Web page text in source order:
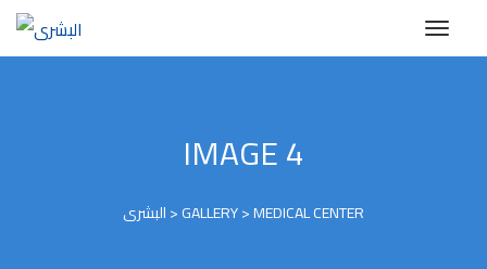
IMAGE 4
البشرى>GALLERY>MEDICAL CENTER